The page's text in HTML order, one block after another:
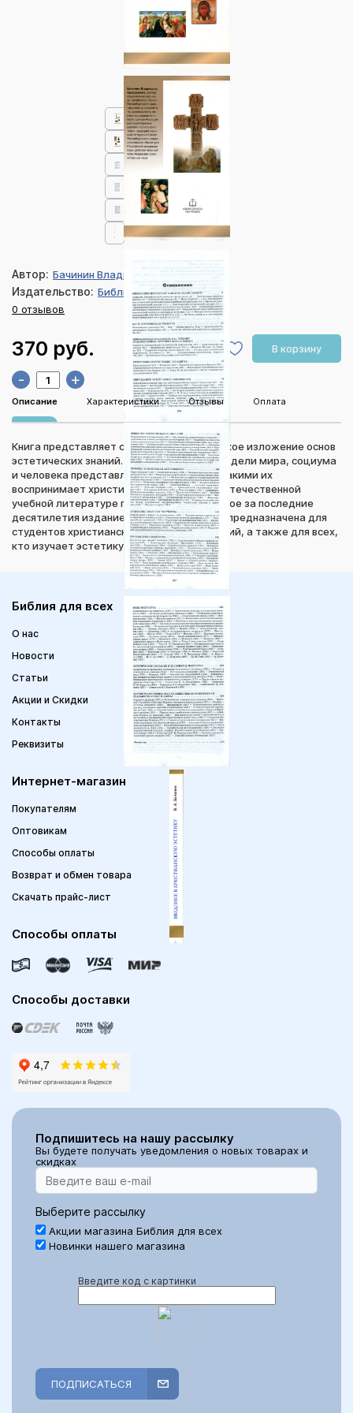
Автор: Бачинин Владислав Аркадьевич
Издательство: Библия для всех
0 отзывов
370 руб. В корзину
- +
Описание Характеристики Отзывы Оплата
Книга представляет собой систематическое изложение основ
эстетических знаний. Художественные модели мира, социума
и человека представлены в ней такими, какими их
воспринимает христианское сознание. В отечественной
учебной литературе по эстетике это первое за последние
десятилетия издание такого рода. Книга предназначена для
студентов христианских учебных заведений, а также для всех,
кто изучает эстетику в вузах.
Библия для всех
О нас
Новости
Статьи
Акции и Скидки
Контакты
Реквизиты
Интернет-магазин
Покупателям
Оптовикам
Способы оплаты
Возврат и обмен товара
Скачать прайс-лист
Способы оплаты
Способы доставки
Подпишитесь на нашу рассылку
Вы будете получать уведомления о новых товарах и
скидках
Выберите рассылку
Акции магазина Библия для всех
Новинки нашего магазина
Введите код с картинки
ПОДПИСАТЬСЯ